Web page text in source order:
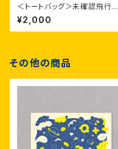
＜トートバッグ＞未確認飛行物
体 B
¥2,000
その他の商品